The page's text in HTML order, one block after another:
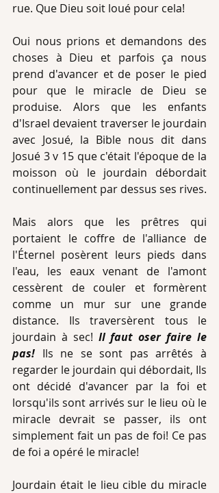
rue. Que Dieu soit loué pour cela!
Oui nous prions et demandons des
choses à Dieu et parfois ça nous
prend d'avancer et de poser le pied
pour que le miracle de Dieu se
produise. Alors que les enfants
d'Israel devaient traverser le jourdain
avec Josué, la Bible nous dit dans
Josué 3 v 15 que c'était l'époque de la
moisson où le jourdain débordait
Mais alors que les prêtres qui
portaient le coffre de l'alliance de
l'Éternel posèrent leurs pieds dans
l'eau, les eaux venant de l'amont
cessèrent de couler et formèrent
comme un mur sur une grande
distance. Ils traversèrent tous le
jourdain à sec! Il faut oser faire le
pas! Ils ne se sont pas arrêtés à
regarder le jourdain qui débordait, Ils
ont décidé d'avancer par la foi et
lorsqu'ils sont arrivés sur le lieu où le
miracle devrait se passer, ils ont
simplement fait un pas de foi! Ce pas
de foi a opéré le miracle!
Jourdain était le lieu cible du miracle